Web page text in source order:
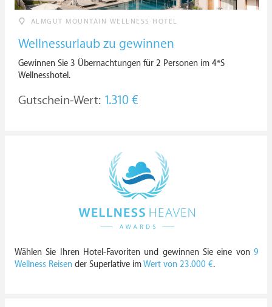
ALMGUT MOUNTAIN WELLNESS HOTEL
Wellnessurlaub zu gewinnen
Gewinnen Sie 3 Übernachtungen für 2 Personen im 4*S
Wellnesshotel.
Gutschein-Wert: 1.310 €
Wählen Sie Ihren Hotel-Favoriten und gewinnen Sie eine von 9
Wellness Reisen der Superlative imWert von 23.000 €.